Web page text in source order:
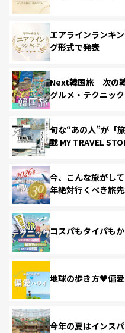
エアラインランキ
グ形式で発表
Next韓国旅 次の韓
グルメ・テクニック
旬な“あの人”が「
載 MY TRAVEL
今、こんな旅がし
年絶対行くべき旅
コスパもタイパも
地球の歩き方♥偏
今年の夏はインスパ